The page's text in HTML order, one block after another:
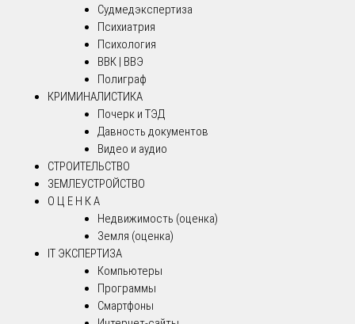
Судмедэкспертиза
Психиатрия
Психология
ВВК | ВВЭ
Полиграф
КРИМИНАЛИСТИКА
Почерк и ТЭД
Давность документов
Видео и аудио
СТРОИТЕЛЬСТВО
ЗЕМЛЕУСТРОЙСТВО
О Ц Е Н К А
Недвижимость (оценка)
Земля (оценка)
IT ЭКСПЕРТИЗА
Компьютеры
Программы
Смартфоны